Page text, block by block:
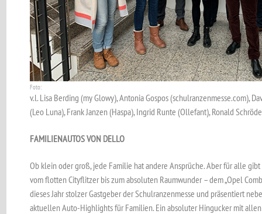
Foto:
v.l. Lisa Berding (my Glowy), Antonia Gospos (schulranzenmesse.com),
(Leo Luna), Frank Janzen (Haspa), Ingrid Runte (Ollefant), Ronald
FAMILIENAUTOS VON DELLO
Ob klein oder groß, jede Familie hat andere Ansprüche. Aber für alle gibt
vom flotten Cityflitzer bis zum absoluten Raumwunder – dem „Opel
dieses Jahr stolzer Gastgeber der Schulranzenmesse und präsentiert
aktuellen Auto-Highlights für Familien. Ein absoluter Hingucker mit